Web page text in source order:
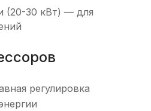
(20-30 кВт) — для
регулировка